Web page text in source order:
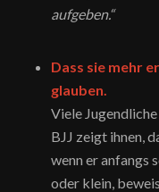
aufgeben.“
Dass sie mehr
glauben.
Viele
BJJ zeigt ihnen,
wenn er anfangs
oder klein,